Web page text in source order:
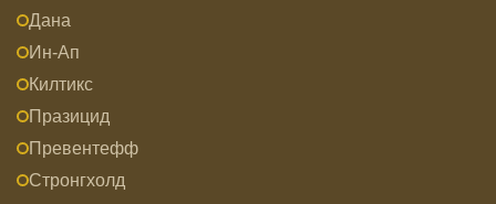
Дана
Ин-Ап
Килтикс
Празицид
Превентефф
Стронгхолд